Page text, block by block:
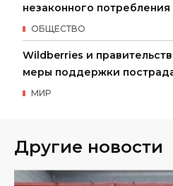
незаконного
ОБЩЕСТВО
Wildberries и
меры поддержки
МИР
Другие новости